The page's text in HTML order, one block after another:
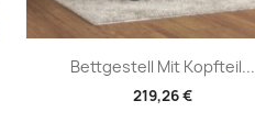
Bettgestell Mit Kopfteil...
219,26 €
Vorschau